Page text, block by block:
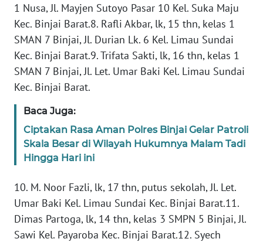
1 Nusa, Jl. Mayjen Sutoyo Pasar 10 Kel. Suka Maju
Kec. Binjai Barat.8. Rafli Akbar, lk, 15 thn, kelas 1
SMAN 7 Binjai, Jl. Durian Lk. 6 Kel. Limau Sundai
Kec. Binjai Barat.9. Trifata Sakti, lk, 16 thn, kelas 1
SMAN 7 Binjai, Jl. Let. Umar Baki Kel. Limau Sundai
Kec. Binjai Barat.
Baca Juga:
Ciptakan Rasa Aman Polres Binjai Gelar Patroli
Skala Besar di Wilayah Hukumnya Malam Tadi
Hingga Hari ini
10. M. Noor Fazli, lk, 17 thn, putus sekolah, Jl. Let.
Umar Baki Kel. Limau Sundai Kec. Binjai Barat.11.
Dimas Partoga, lk, 14 thn, kelas 3 SMPN 5 Binjai, Jl.
Sawi Kel. Payaroba Kec. Binjai Barat.12. Syech
SUMSEL
WN
BENGKULU
WN
WN
JATENG
NUSANTARA
WN
JOGJA